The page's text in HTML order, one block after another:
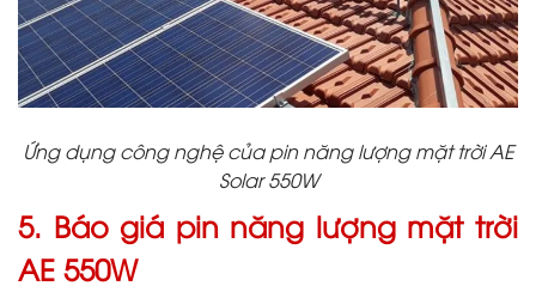
Ứng dụng công nghệ của pin năng lượng mặt trời AE
Solar 550W
5. Báo giá pin năng lượng mặt trời
AE 550W